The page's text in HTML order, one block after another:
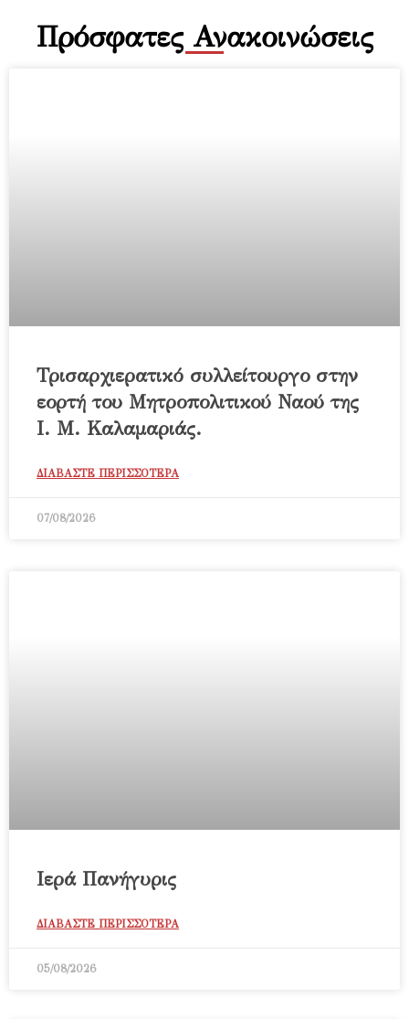
Πρόσφατες Ανακοινώσεις
Τρισαρχιερατικό συλλείτουργο στην
εορτή του Μητροπολιτικού Ναού της
Ι. Μ. Καλαμαριάς.
ΔΙΑΒΑΣΤΕ ΠΕΡΙΣΣΟΤΕΡΑ
07/08/2026
Ιερά Πανήγυρις
ΔΙΑΒΑΣΤΕ ΠΕΡΙΣΣΟΤΕΡΑ
05/08/2026